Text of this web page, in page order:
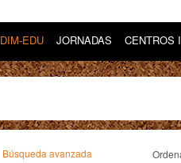
DIM-EDU JORNADAS CENTROS
Búsqueda avanzada